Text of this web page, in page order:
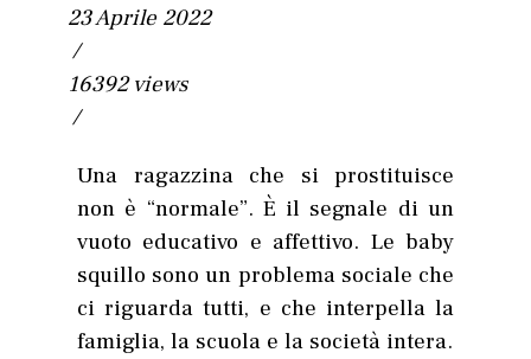
23 Aprile 2022
/
16392 views
/
Una ragazzina che si prostituisce
non è “normale”. È il segnale di un
vuoto educativo e affettivo. Le baby
squillo sono un problema sociale che
ci riguarda tutti, e che interpella la
famiglia, la scuola e la società intera.